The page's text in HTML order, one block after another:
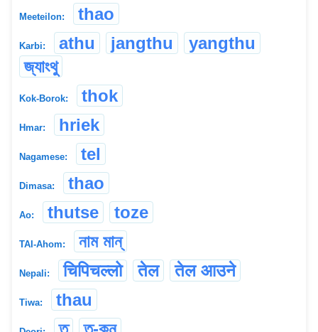
Meeteilon: thao
Karbi: athu jangthu
yangthu
জ্যাংথু
Kok-Borok: thok
Hmar: hriek
Nagamese: tel
Dimasa: thao
Ao: thutse toze
TAI-Ahom: নাম মান্
Nepali: चिपिचल्लो तेल तेल आउने
Tiwa: thau